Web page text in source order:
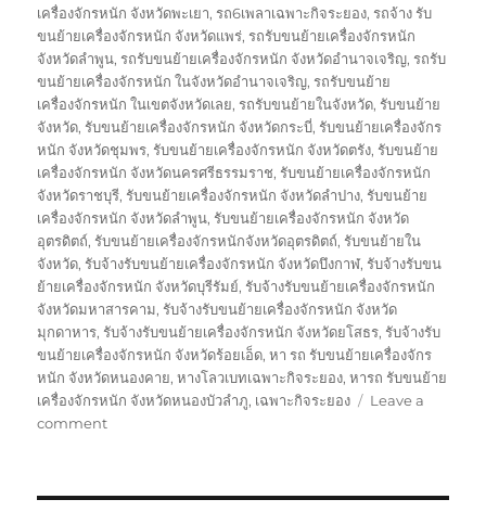
เครื่องจักรหนัก จังหวัดพะเยา,รถ6เพลาเฉพาะกิจระยอง,รถจ้าง รับ
ขนย้ายเครื่องจักรหนัก จังหวัดแพร่,รถรับขนย้ายเครื่องจักรหนัก
จังหวัดลำพูน,รถรับขนย้ายเครื่องจักรหนัก จังหวัดอำนาจเจริญ,รถรับ
ขนย้ายเครื่องจักรหนัก ในจังหวัดอำนาจเจริญ,รถรับขนย้าย
เครื่องจักรหนัก ในเขตจังหวัดเลย,รถรับขนย้ายในจังหวัด,รับขนย้าย
จังหวัด,รับขนย้ายเครื่องจักรหนัก จังหวัดกระบี่,รับขนย้ายเครื่องจักร
หนัก จังหวัดชุมพร,รับขนย้ายเครื่องจักรหนัก จังหวัดตรัง,รับขนย้าย
เครื่องจักรหนัก จังหวัดนครศรีธรรมราช,รับขนย้ายเครื่องจักรหนัก
จังหวัดราชบุรี,รับขนย้ายเครื่องจักรหนัก จังหวัดลำปาง,รับขนย้าย
เครื่องจักรหนัก จังหวัดลำพูน,รับขนย้ายเครื่องจักรหนัก จังหวัด
อุตรดิตถ์,รับขนย้ายเครื่องจักรหนักจังหวัดอุตรดิตถ์,รับขนย้ายใน
จังหวัด,รับจ้างรับขนย้ายเครื่องจักรหนัก จังหวัดบึงกาฬ,รับจ้างรับขน
ย้ายเครื่องจักรหนัก จังหวัดบุรีรัมย์,รับจ้างรับขนย้ายเครื่องจักรหนัก
จังหวัดมหาสารคาม,รับจ้างรับขนย้ายเครื่องจักรหนัก จังหวัด
มุกดาหาร,รับจ้างรับขนย้ายเครื่องจักรหนัก จังหวัดยโสธร,รับจ้างรับ
ขนย้ายเครื่องจักรหนัก จังหวัดร้อยเอ็ด,หา รถ รับขนย้ายเครื่องจักร
หนัก จังหวัดหนองคาย,หางโลวเบทเฉพาะกิจระยอง,หารถ รับขนย้าย
เครื่องจักรหนัก จังหวัดหนองบัวลำภู, เฉพาะกิจระยอง
Leave a
commenton